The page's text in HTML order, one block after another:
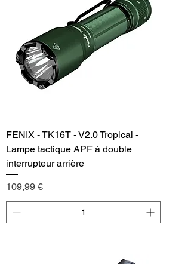
FENIX - TK16T - V2.0 Tropical -
Lampe tactique APF à double
interrupteur arrière
Price
109,99 €